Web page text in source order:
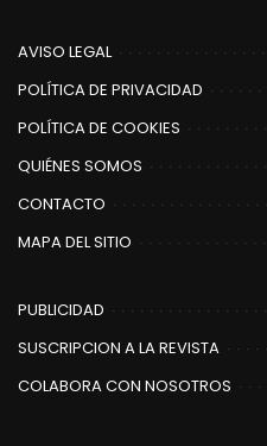
AVISO LEGAL
POLÍTICA DE PRIVACIDAD
POLÍTICA DE COOKIES
QUIÉNES SOMOS
CONTACTO
MAPA DEL SITIO
PUBLICIDAD
SUSCRIPCION A LA REVISTA
COLABORA CON NOSOTROS